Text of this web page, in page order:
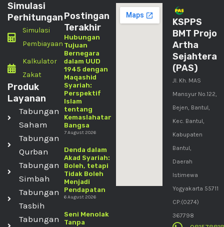
Simulasi
Perhitungan
Simulasi
Pembiayaan
Kalkulator
Zakat
Produk
Layanan
Tabungan
Saham
Tabungan
Qurban
Tabungan
Simbah
Tabungan
Tasbih
Tabungan
Postingan
Terakhir
Hubungan
Tujuan
Bernegara
dalam UUD
1945 dengan
Maqashid
Syariah:
Perspektif
Islam
tentang
Kemaslahatan
Bangsa
7 August 2026
Denda dalam
Akad Syariah:
Boleh, tetapi
Tidak Boleh
Menjadi
Pendapatan
6 August 2026
Seni Menolak
Tanpa
KSPPS
BMT Projo
Artha
Sejahtera
(PAS)
Jl. Kh. MAS
Mansyur No.122,
Bejen, Bantul,
Kec. Bantul,
Kabupaten
Bantul,
Daerah
Istimewa
Yogyakarta 55711
CP:(0274)
367798